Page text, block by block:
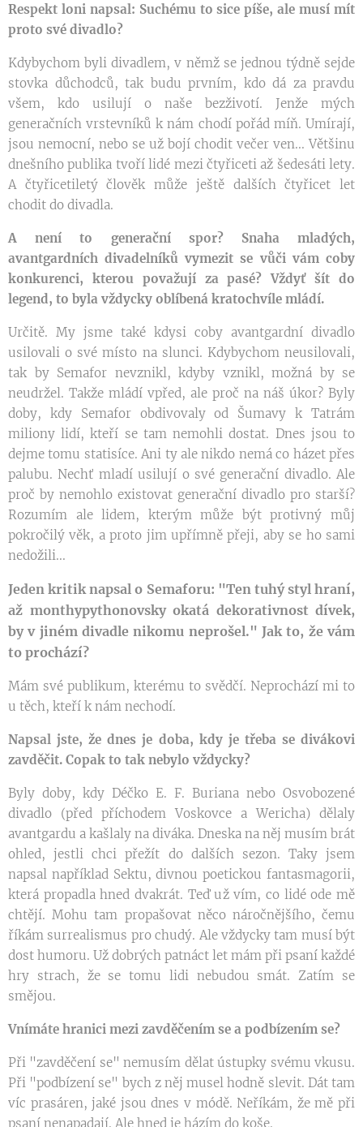
Respekt loni napsal: Suchému to sice píše, ale musí mít
proto své divadlo?
Kdybychom byli divadlem, v němž se jednou týdně sejde
stovka důchodců, tak budu prvním, kdo dá za pravdu
všem, kdo usilují o naše bezživotí. Jenže mých
generačních vrstevníků k nám chodí pořád míň. Umírají,
jsou nemocní, nebo se už bojí chodit večer ven... Většinu
dnešního publika tvoří lidé mezi čtyřiceti až šedesáti lety.
A čtyřicetiletý člověk může ještě dalších čtyřicet let
chodit do divadla.
A není to generační spor? Snaha mladých,
avantgardních divadelníků vymezit se vůči vám coby
konkurenci, kterou považují za pasé? Vždyť šít do
legend, to byla vždycky oblíbená kratochvíle mládí.
Určitě. My jsme také kdysi coby avantgardní divadlo
usilovali o své místo na slunci. Kdybychom neusilovali,
tak by Semafor nevznikl, kdyby vznikl, možná by se
neudržel. Takže mládí vpřed, ale proč na náš úkor? Byly
doby, kdy Semafor obdivovaly od Šumavy k Tatrám
miliony lidí, kteří se tam nemohli dostat. Dnes jsou to
dejme tomu statisíce. Ani ty ale nikdo nemá co házet přes
palubu. Nechť mladí usilují o své generační divadlo. Ale
proč by nemohlo existovat generační divadlo pro starší?
Rozumím ale lidem, kterým může být protivný můj
pokročilý věk, a proto jim upřímně přeji, aby se ho sami
nedožili...
Jeden kritik napsal o Semaforu: "Ten tuhý styl hraní,
až monthypythonovsky okatá dekorativnost dívek,
by v jiném divadle nikomu neprošel." Jak to, že vám
to prochází?
Mám své publikum, kterému to svědčí. Neprochází mi to
u těch, kteří k nám nechodí.
Napsal jste, že dnes je doba, kdy je třeba se divákovi
zavděčit. Copak to tak nebylo vždycky?
Byly doby, kdy Déčko E. F. Buriana nebo Osvobozené
divadlo (před příchodem Voskovce a Wericha) dělaly
avantgardu a kašlaly na diváka. Dneska na něj musím brát
ohled, jestli chci přežít do dalších sezon. Taky jsem
napsal například Sektu, divnou poetickou fantasmagorii,
která propadla hned dvakrát. Teď už vím, co lidé ode mě
chtějí. Mohu tam propašovat něco náročnějšího, čemu
říkám surrealismus pro chudý. Ale vždycky tam musí být
dost humoru. Už dobrých patnáct let mám při psaní každé
hry strach, že se tomu lidi nebudou smát. Zatím se
smějou.
Vnímáte hranici mezi zavděčením se a podbízením se?
Při "zavděčení se" nemusím dělat ústupky svému vkusu.
Při "podbízení se" bych z něj musel hodně slevit. Dát tam
víc prasáren, jaké jsou dnes v módě. Neříkám, že mě při
psaní nenapadají. Ale hned je házím do koše.